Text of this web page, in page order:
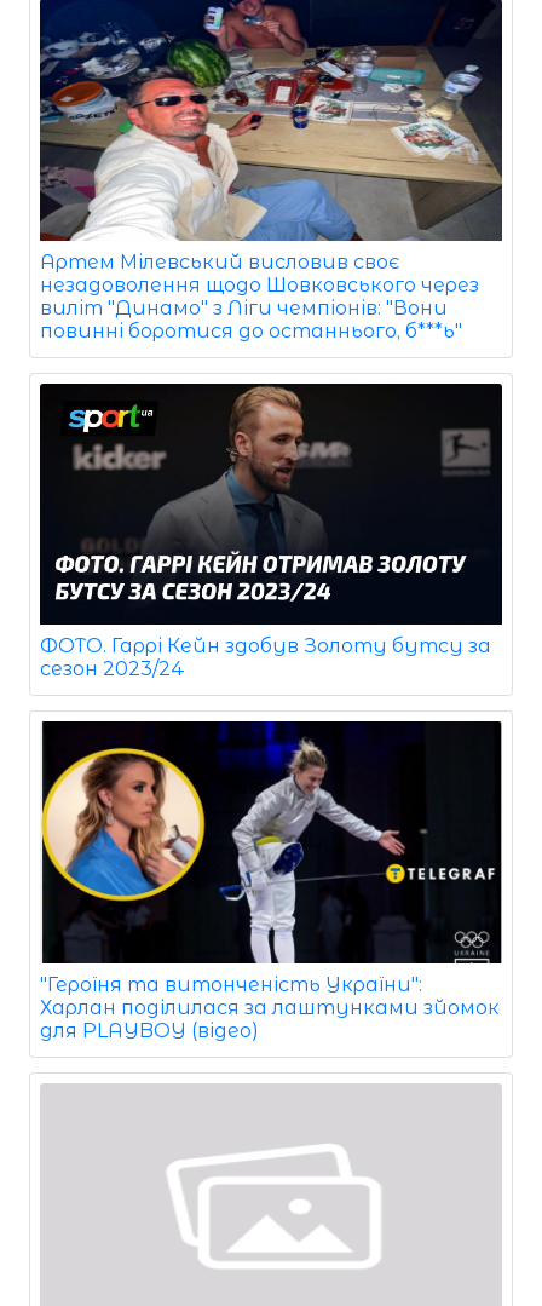
Артем Мілевський висловив своє
незадоволення щодо Шовковського через
виліт "Динамо" з Ліги чемпіонів: "Вони
повинні боротися до останнього, б***ь"
ФОТО. Гаррі Кейн здобув Золоту бутсу за
сезон 2023/24
"Героїня та витонченість України":
Харлан поділилася за лаштунками зйомок
для PLAYBOY (відео)